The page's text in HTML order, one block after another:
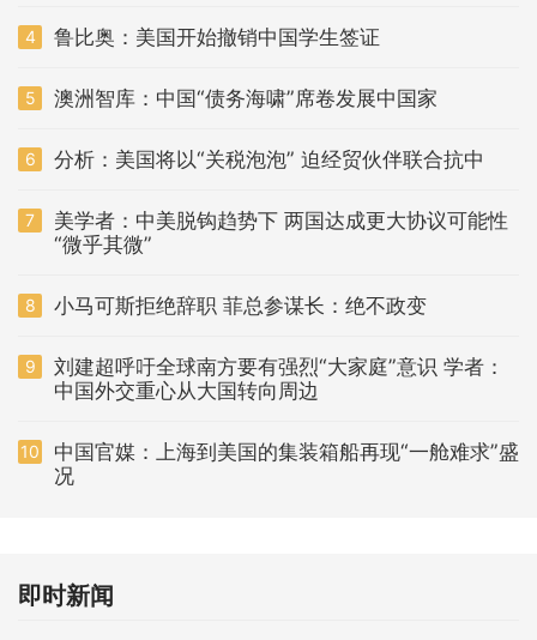
4 鲁比奥：美国开始撤销中国学生签证
5 澳洲智库：中国“债务海啸”席卷发展中国家
6 分析：美国将以“关税泡泡” 迫经贸伙伴联合抗中
7
美学者：中美脱钩趋势下 两国达成更大协议可能性
“微乎其微”
8 小马可斯拒绝辞职 菲总参谋长：绝不政变
9
刘建超呼吁全球南方要有强烈“大家庭”意识 学者：
中国外交重心从大国转向周边
10
中国官媒：上海到美国的集装箱船再现“一舱难求”盛
况
即时新闻